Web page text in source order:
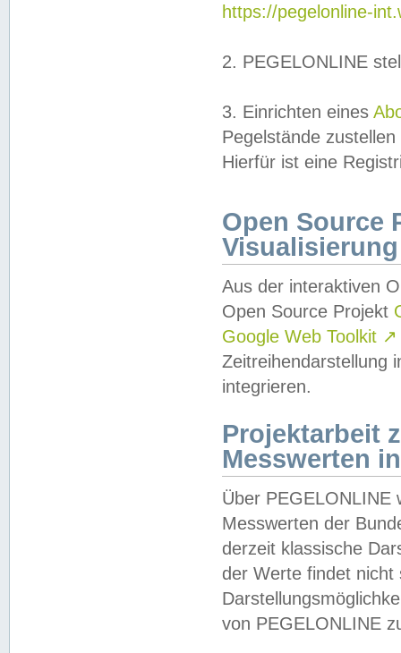
https://pegelonline-
2. PEGELONLINE
3. Einrichten eines
Pegelstände
Hierfür ist eine
Open Source
Visualisierung
Aus der interaktiven
Open Source Projekt
Google Web Toolkit ↗
Zeitreihendarstellung
integrieren.
Projektarbeit
Messwerten
Über PEGELONLINE
Messwerten der
derzeit klassische
der Werte findet
von PEGELONLINE